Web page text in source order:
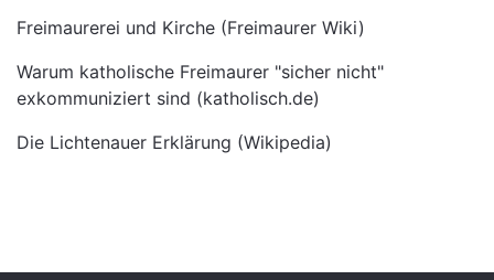
Freimaurerei und Kirche (Freimaurer Wiki)
Warum katholische Freimaurer "sicher nicht"
exkommuniziert sind (katholisch.de)
Die Lichtenauer Erklärung (Wikipedia)